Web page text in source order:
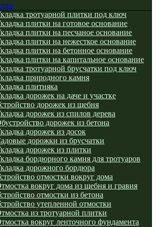
тротуарной плитки под ключ
плитки на готовое основание
плитки на песчаное основание
плитки на нежесткое основание
плитки на бетонное основание
плитки на капитальное основание
тротуарной брусчатки под ключ
природного камня
плитняка
дорожек на даче и участке
дорожек из щебня
дорожек из спилов дерева
дорожек из бетона
дорожек из досок
дорожки из брусчатки
дорожек из плитки
бордюрного камня для тротуаров
дорожного бордюра
отмостки вокруг дома
вокруг дома из щебня и гравия
отмостки из бетона
утепленной отмостки
из тротуарной плитки
вокруг ленточного фундамента